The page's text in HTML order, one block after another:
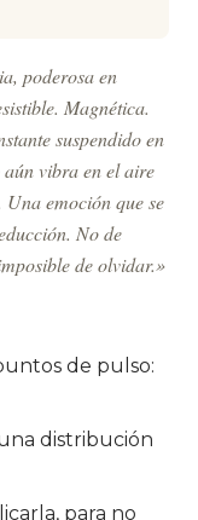
poderosa en
Magnética.
suspendido en
vibra en el aire
emoción que se
No de
de olvidar.»
de pulso:
distribución
para no